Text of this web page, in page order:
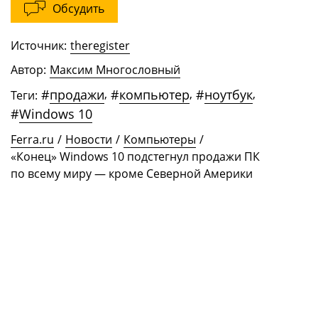
Обсудить
Источник: theregister
Автор: Максим Многословный
Теги: #продажи, #компьютер, #ноутбук,
#Windows 10
Ferra.ru / Новости / Компьютеры /
«Конец» Windows 10 подстегнул продажи ПК
по всему миру — кроме Северной Америки